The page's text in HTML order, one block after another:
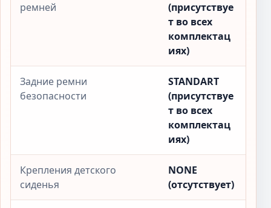
ремней
(присутствуе
т во всех
комплектац
иях)
Задние ремни
безопасности
STANDART
(присутствуе
т во всех
комплектац
иях)
Крепления детского
сиденья
NONE
(отсутствует)